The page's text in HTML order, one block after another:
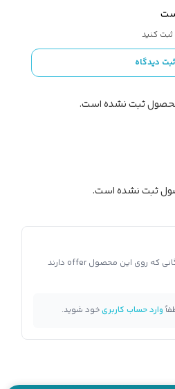
ثبت کنید
ثبت دیدگاه
ثبت نشده است.
ثبت نشده است.
سوال شما برای تمام فروشندگانی که روی این محصول offer دارند
وارد حساب کاربریخود شوید.